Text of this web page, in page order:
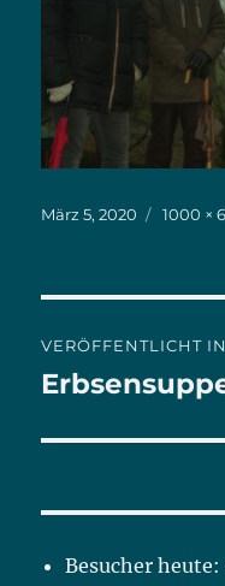
Veröffentlicht
März 5, 2020 1000 ×
Navigation
VERÖFFENTLICHT IN
Besucher heute: